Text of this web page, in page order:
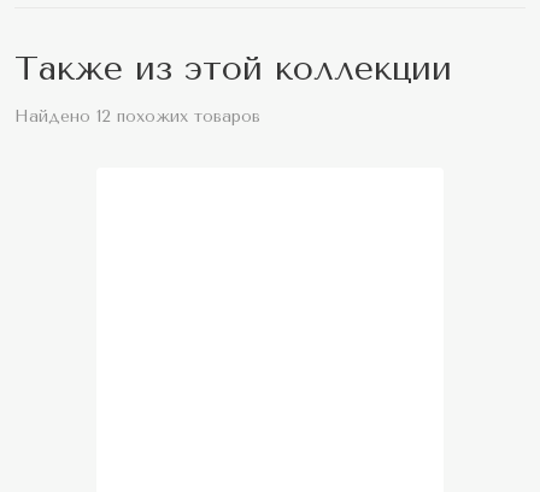
Также из этой коллекции
Найдено 12 похожих товаров